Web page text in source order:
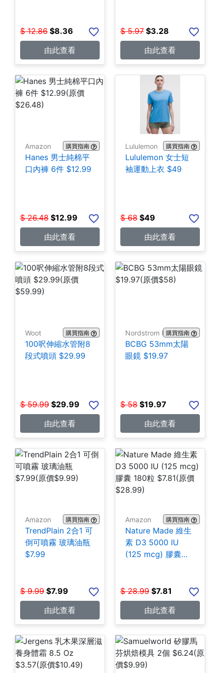
$ 12.86 $8.36
由此查看
$ 5.97 $3.28
由此查看
Amazon 購買指南
Hanes 男士純棉平
口內褲 6件 $12.99
$ 26.48 $12.99
由此查看
Lululemon 購買指南
Lululemon 女士短
袖運動上衣 $49
$ 68 $49
由此查看
Woot 購買指南
100呎伸縮水管附8
段式噴頭 $29.99
$ 59.99 $29.99
由此查看
Nordstrom Rack購買指南
BCBG 53mm太陽
眼鏡 $19.97
$ 58 $19.97
由此查看
Amazon 購買指南
TrendPlain 2合1 可
倒可噴霧 玻璃油瓶
$7.99
$ 9.99 $7.99
由此查看
Amazon 購買指南
Nature Made 維生
素 D3 5000 IU
(125 mcg) 膠囊
$ 28.99 $7.81
由此查看